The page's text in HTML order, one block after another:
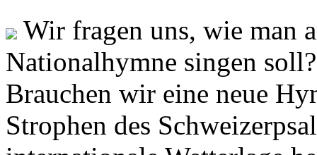
Wir fragen uns, wie man
Nationalhymne singen
Brauchen wir eine neue
Strophen des